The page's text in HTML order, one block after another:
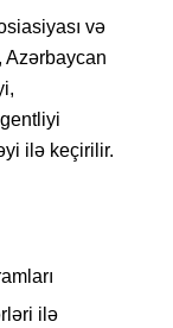
və
Azərbaycan
ilə keçirilir.
ilə